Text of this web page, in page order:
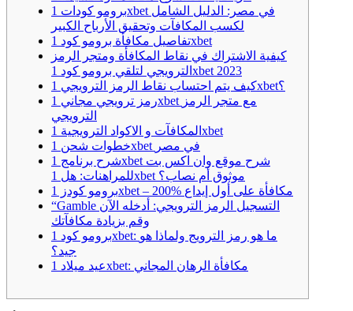
برومو كودات 1xbet في مصر: الدليل الشامل
لكسب المكافآت وتحقيق الأرباح الكبير
تفاصيل مكافأة برومو كود 1xbet
كيفية الاشتراك في نقاط المكافأة ومتجر الرمز
الترويجي لتلقي برومو كود 1xbet 2023
كيف يتم احتساب نقاط الرمز الترويجي 1xbet؟
رمز ترويجي مجاني 1xbet مع متجر الرمز
الترويجي
المكافآت و الاكواد الترويجية 1xbet
خطوات شحن 1xbet في مصر
شرح برنامج 1xbet شرح موقع وان اكس بت
للمراهنات: هل 1xbet موثوق أم نصاب؟
برومو كودز 1xbet – 200% مكافأة على أول إيداع
“Gamble التسجيل الرمز الترويجي: أدخله الآن
وقم بزيادة مكافآتك
برومو كود 1xbet: ما هو رمز الترويج ولماذا هو
جيد؟
عيد ميلاد 1xbet: مكافأة الرهان المجاني